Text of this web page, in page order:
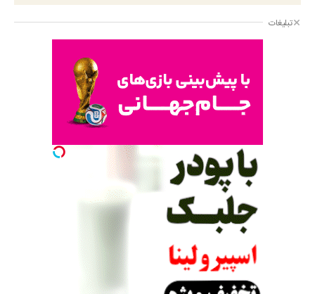
تبلیغات